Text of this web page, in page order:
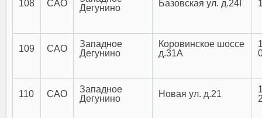
108 САО
Дегунино
Базовская ул. д.24Г
109 САО
Западное
Дегунино
Коровинское шоссе
д.31А
110 САО
Западное
Дегунино
Новая ул. д.21